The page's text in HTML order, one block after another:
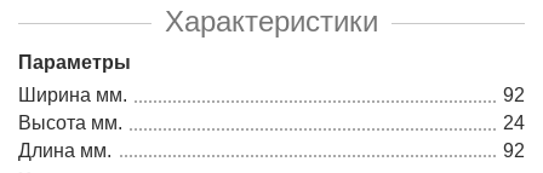
Характеристики
Параметры
Ширина мм.
92
Высота мм.
24
Длина мм.
92